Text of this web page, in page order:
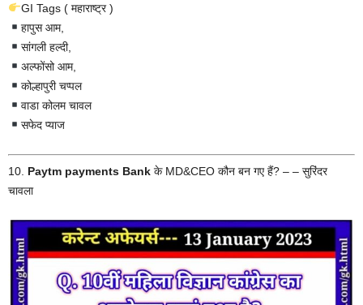
GI Tags ( महाराष्ट्र )
हापुस आम,
सांगली हल्दी,
अल्फोंसो आम,
कोल्हापुरी चप्पल
वाडा कोलम चावल
सफेद प्याज
10. Paytm payments Bank के MD&CEO कौन बन गए हैं? – – सुरिंदर
चावला